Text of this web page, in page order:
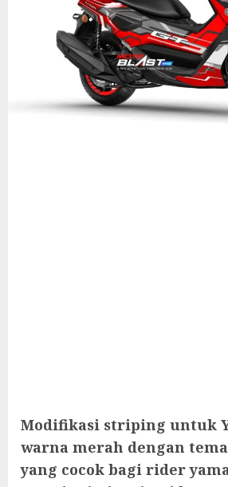
Modifikasi striping untuk
warna merah dengan
yang cocok bagi rider